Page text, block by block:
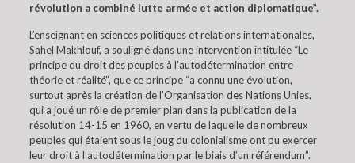
révolution a combiné lutte armée et action diplomatique”.
L’enseignant en sciences politiques et relations internationales,
Sahel Makhlouf, a souligné dans une intervention intitulée “Le
principe du droit des peuples à l’autodétermination entre
théorie et réalité”, que ce principe “a connu une évolution,
surtout après la création de l’Organisation des Nations Unies,
qui a joué un rôle de premier plan dans la publication de la
résolution 14-15 en 1960, en vertu de laquelle de nombreux
peuples qui étaient sous le joug du colonialisme ont pu exercer
leur droit à l’autodétermination par le biais d’un référendum”.